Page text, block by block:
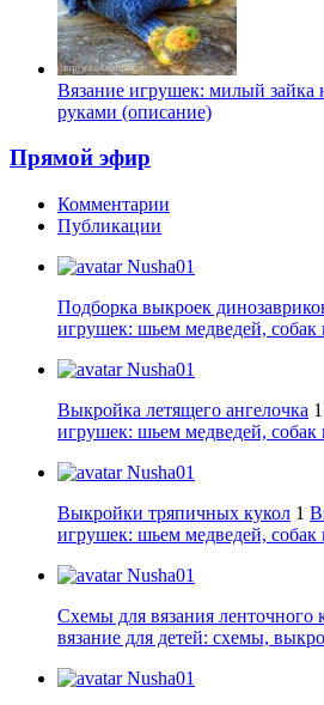
Вязание игрушек: милый зайка
руками (описание)
Прямой эфир
Комментарии
Публикации
Nusha01
Подборка выкроек
игрушек: шьем медведей, собак
Nusha01
Выкройка летящего ангелочка 1
игрушек: шьем медведей, собак
Nusha01
Выкройки тряпичных кукол 1
игрушек: шьем медведей, собак
Nusha01
Схемы для вязания ленточного
вязание для детей: схемы,
Nusha01